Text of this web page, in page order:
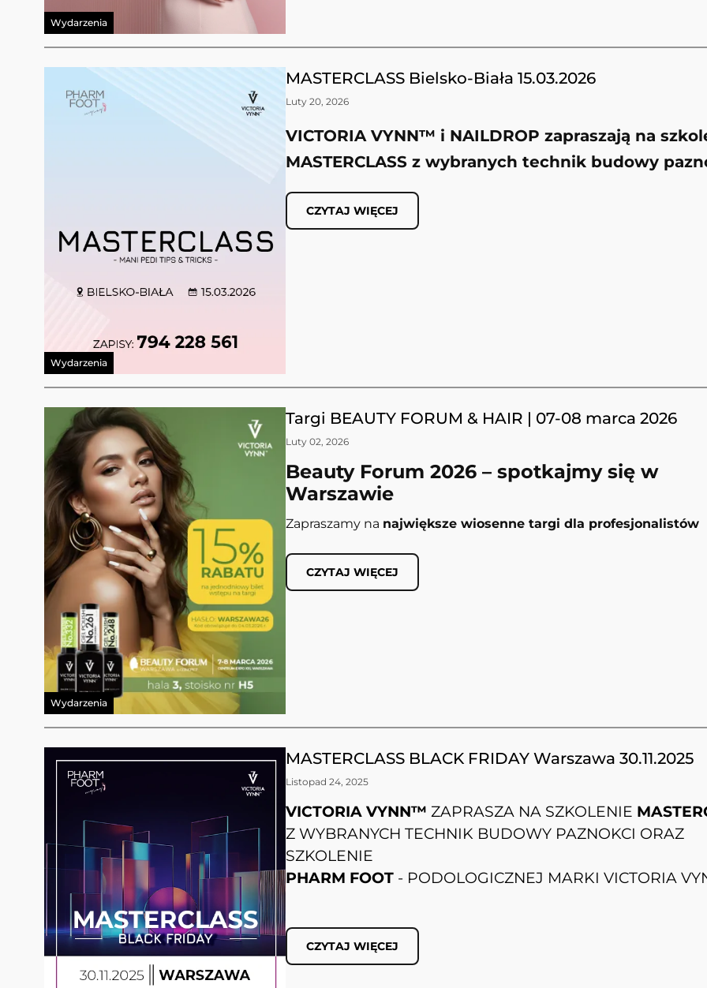
Wydarzenia
Wydarzenia
MASTERCLASS Bielsko-Biała 15.03.2026
Luty 20, 2026
VICTORIA VYNN™ i NAILDROP zapraszają na
MASTERCLASS z wybranych technik budowy
CZYTAJ WIĘCEJ
Wydarzenia
Targi BEAUTY FORUM & HAIR | 07-08 marca 2026
Luty 02, 2026
Beauty Forum 2026 – spotkajmy się w
Warszawie
Zapraszamy na największe wiosenne targi dla profesjonalistów
CZYTAJ WIĘCEJ
MASTERCLASS BLACK FRIDAY Warszawa 30.11.2025
Listopad 24, 2025
VICTORIA VYNN™ ZAPRASZA NA SZKOLENIE
Z WYBRANYCH TECHNIK BUDOWY PAZNOKCI ORAZ
SZKOLENIE
PHARM FOOT - PODOLOGICZNEJ MARKI VICTORIA
CZYTAJ WIĘCEJ